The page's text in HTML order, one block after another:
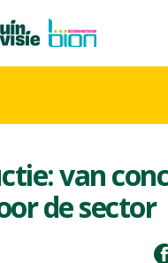
van
de sector